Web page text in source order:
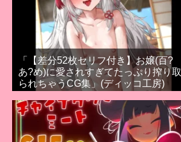
「【差分52枚セリフ付き】お嬢(百?
あ?め)に愛されすぎてたっぷり搾り取
られちゃうCG集」(ディッコ工房)